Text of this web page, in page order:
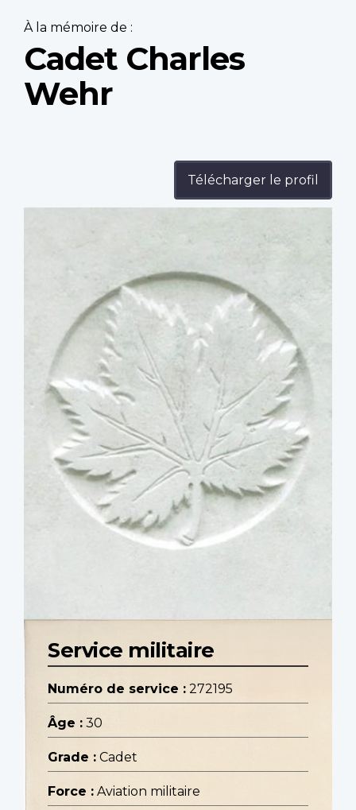
À la mémoire de :
Cadet Charles
Wehr
Télécharger le profil
Service militaire
Numéro de service : 272195
Âge : 30
Grade : Cadet
Force : Aviation militaire